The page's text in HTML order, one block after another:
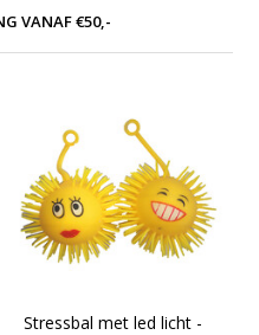
VANAF €50,-
Stressbal met led licht -